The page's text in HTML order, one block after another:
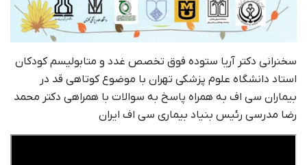
سخنرانی دکتر آریا ستوده فوق تخصص غدد و متابولیسم کودکان
استاد دانشگاه علوم پزشکی تهران با موضوع کوتاهی قد در
بیماران سی اف به همراه پاسخ به سوالات با همراهی دکتر محمد
رضا مدرسی رئیس بنیاد بیماری سی اف ایران